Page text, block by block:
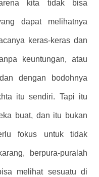
kita tidak bisa
dapat melihatnya
keras-keras dan
keuntungan, atau
dengan bodohnya
itu sendiri. Tapi itu
buat, dan itu bukan
fokus untuk tidak
berpura-puralah
melihat sesuatu di